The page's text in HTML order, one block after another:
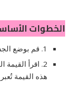
الخطوات
1. قم بوضع الجسم الذي تريد قياس كتلته على الميزان.
2. اقرأ
هذه القيمة